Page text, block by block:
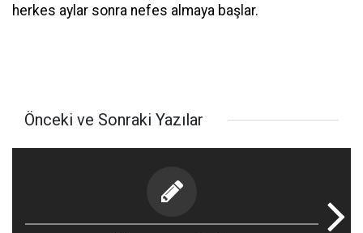
herkes aylar sonra nefes almaya başlar.
Önceki ve Sonraki Yazılar